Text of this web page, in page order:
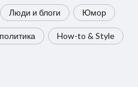
Люди и блоги Юмор
How-to & Style